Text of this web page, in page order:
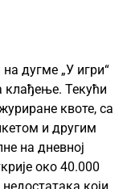
дугме „У игри“
клађење. Текући
квоте, са
и другим
на дневној
око 40.000